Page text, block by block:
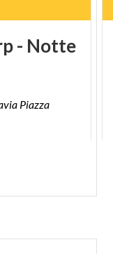
- Notte
Piazza